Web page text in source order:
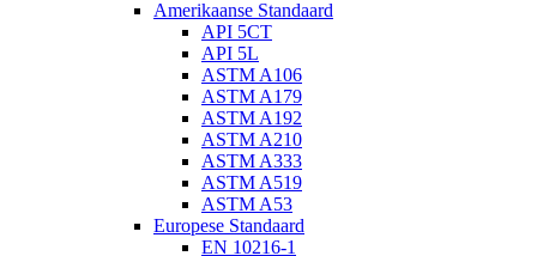
Amerikaanse Standaard
API 5CT
API 5L
ASTM A106
ASTM A179
ASTM A192
ASTM A210
ASTM A333
ASTM A519
ASTM A53
Europese Standaard
EN 10216-1